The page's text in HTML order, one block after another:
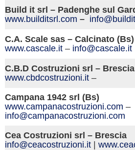
Build it srl – Padenghe sul
www.builditsrl.com –
C.A. Scale sas – Calcinato (Bs)
www.cascale.it – info@cascale.it
C.B.D Costruzioni srl – Brescia
www.cbdcostruzioni.it –
Campana 1942 srl (Bs)
www.campanacostruzioni.com –
info@campanacostruzioni.com
Cea Costruzioni srl – Brescia
info@ceacostruzioni.it |